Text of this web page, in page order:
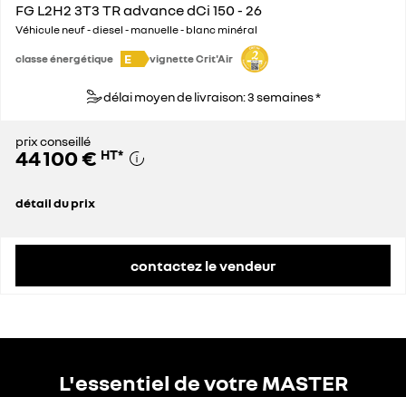
FG L2H2 3T3 TR advance dCi 150 - 26
Véhicule neuf - diesel - manuelle - blanc minéral
classe énergétique E vignette Crit'Air
délai moyen de livraison: 3 semaines *
prix conseillé
44 100 € HT*
détail du prix
contactez le vendeur
L'essentiel de votre MASTER